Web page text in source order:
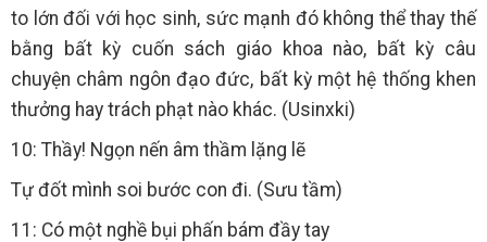
to lớn đối với học sinh, sức mạnh đó không thể thay thế
bằng bất kỳ cuốn sách giáo khoa nào, bất kỳ câu
chuyện châm ngôn đạo đức, bất kỳ một hệ thống khen
thưởng hay trách phạt nào khác. (Usinxki)
10: Thầy! Ngọn nến âm thầm lặng lẽ
Tự đốt mình soi bước con đi. (Sưu tầm)
11: Có một nghề bụi phấn bám đầy tay